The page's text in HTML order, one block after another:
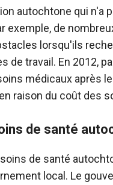
autochtone qui n'a
exemple, de
lorsqu'ils
de travail. En 2012,
médicaux après
raison du coût des
de santé
de santé
local. Le